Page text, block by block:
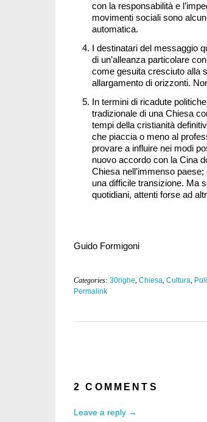
con la responsabilità e
movimenti sociali sono
automatica.
I destinatari del messaggio
di un’alleanza particolare
come gesuita cresciuto alla
allargamento di orizzonti.
In termini di ricadute
tradizionale di una Chiesa
tempi della cristianità
che piaccia o meno al
provare a influire nei modi
nuovo accordo con la Cina
Chiesa nell’immenso
una difficile transizione. Ma
quotidiani, attenti forse ad
Guido Formigoni
Categories: 30righe, Chiesa, Cultura,
Permalink
2 COMMENTS
Leave a reply →